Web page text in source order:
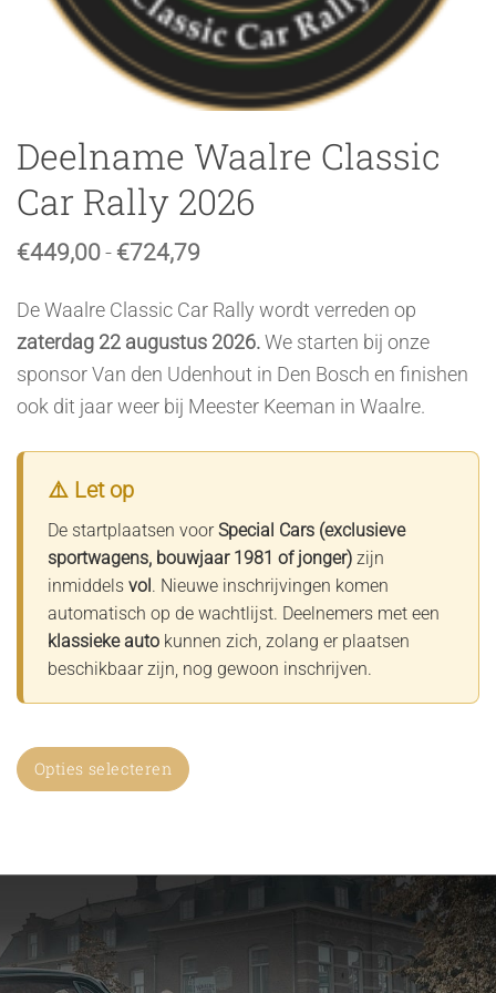
Deelname Waalre Classic
Car Rally 2026
€449,00- €724,79Prijsklasse:
tot
€724,79
De Waalre Classic Car Rally wordt verreden op
zaterdag 22 augustus 2026.We starten bij onze
sponsor Van den Udenhout in Den Bosch en finishen
ook dit jaar weer bij Meester Keeman in Waalre.
⚠️ Let op
De startplaatsen voorSpecial Cars (exclusieve
sportwagens, bouwjaar 1981 of jonger)zijn
inmiddels vol. Nieuwe inschrijvingen komen
automatisch op de wachtlijst. Deelnemers met een
klassieke autokunnen zich, zolang er plaatsen
beschikbaar zijn, nog gewoon inschrijven.
Opties selecteren
heeft
meerdere
variaties.
Deze